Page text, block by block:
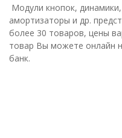
Модули кнопок,
амортизаторы и др.
более 30 товаров, цены
товар Вы можете онлайн
банк.